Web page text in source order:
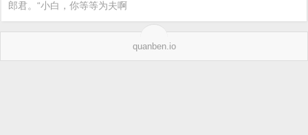
郎君。“小白，你等等为夫啊
quanben.io